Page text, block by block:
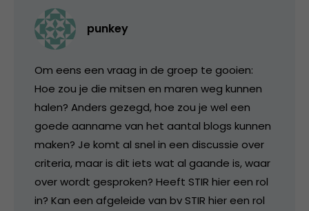
punkey
Om eens een vraag in de groep te gooien:
Hoe zou je die mitsen en maren weg kunnen
halen? Anders gezegd, hoe zou je wel een
goede aanname van het aantal blogs kunnen
maken? Je komt al snel in een discussie over
criteria, maar is dit iets wat al gaande is, waar
over wordt gesproken? Heeft STIR hier een rol
in? Kan een afgeleide van bv STIR hier een rol